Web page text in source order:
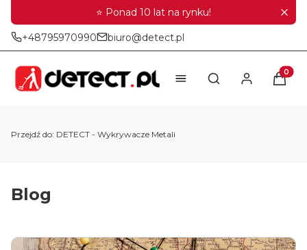
⭐ Ponad 10 lat na rynku!
+48795970990 biuro@detect.pl
Otwórz
Przejdź do: DETECT - Wykrywacze Metali
Blog